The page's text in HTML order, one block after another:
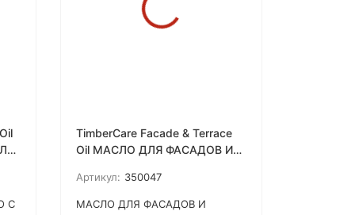
С
TimberCare Facade & Terrace
Oil МАСЛО ДЛЯ ФАСАДОВ И
Артикул: 350047
МАСЛО ДЛЯ ФАСАДОВ И